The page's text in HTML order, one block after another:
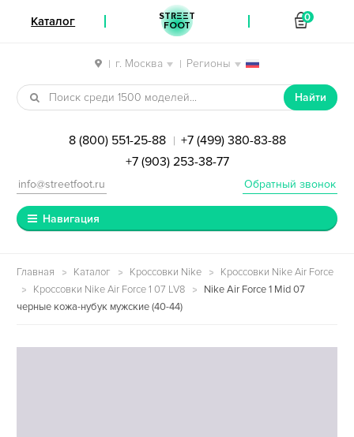
| г. Москва | Регионы
Перейти к навигации
Перейти к содержимому
Найти
8 (800) 551-25-88 | +7 (499) 380-83-88
+7 (903) 253-38-77
Обратный звонок
info@streetfoot.ru
Навигация
Главная Каталог Кроссовки Nike
Кроссовки Nike Air Force
Кроссовки Nike Air Force 1 07 LV8
Nike Air Force 1 Mid 07
черные кожа-нубук мужские (40-44)
Каталог STREET
FOOT
0